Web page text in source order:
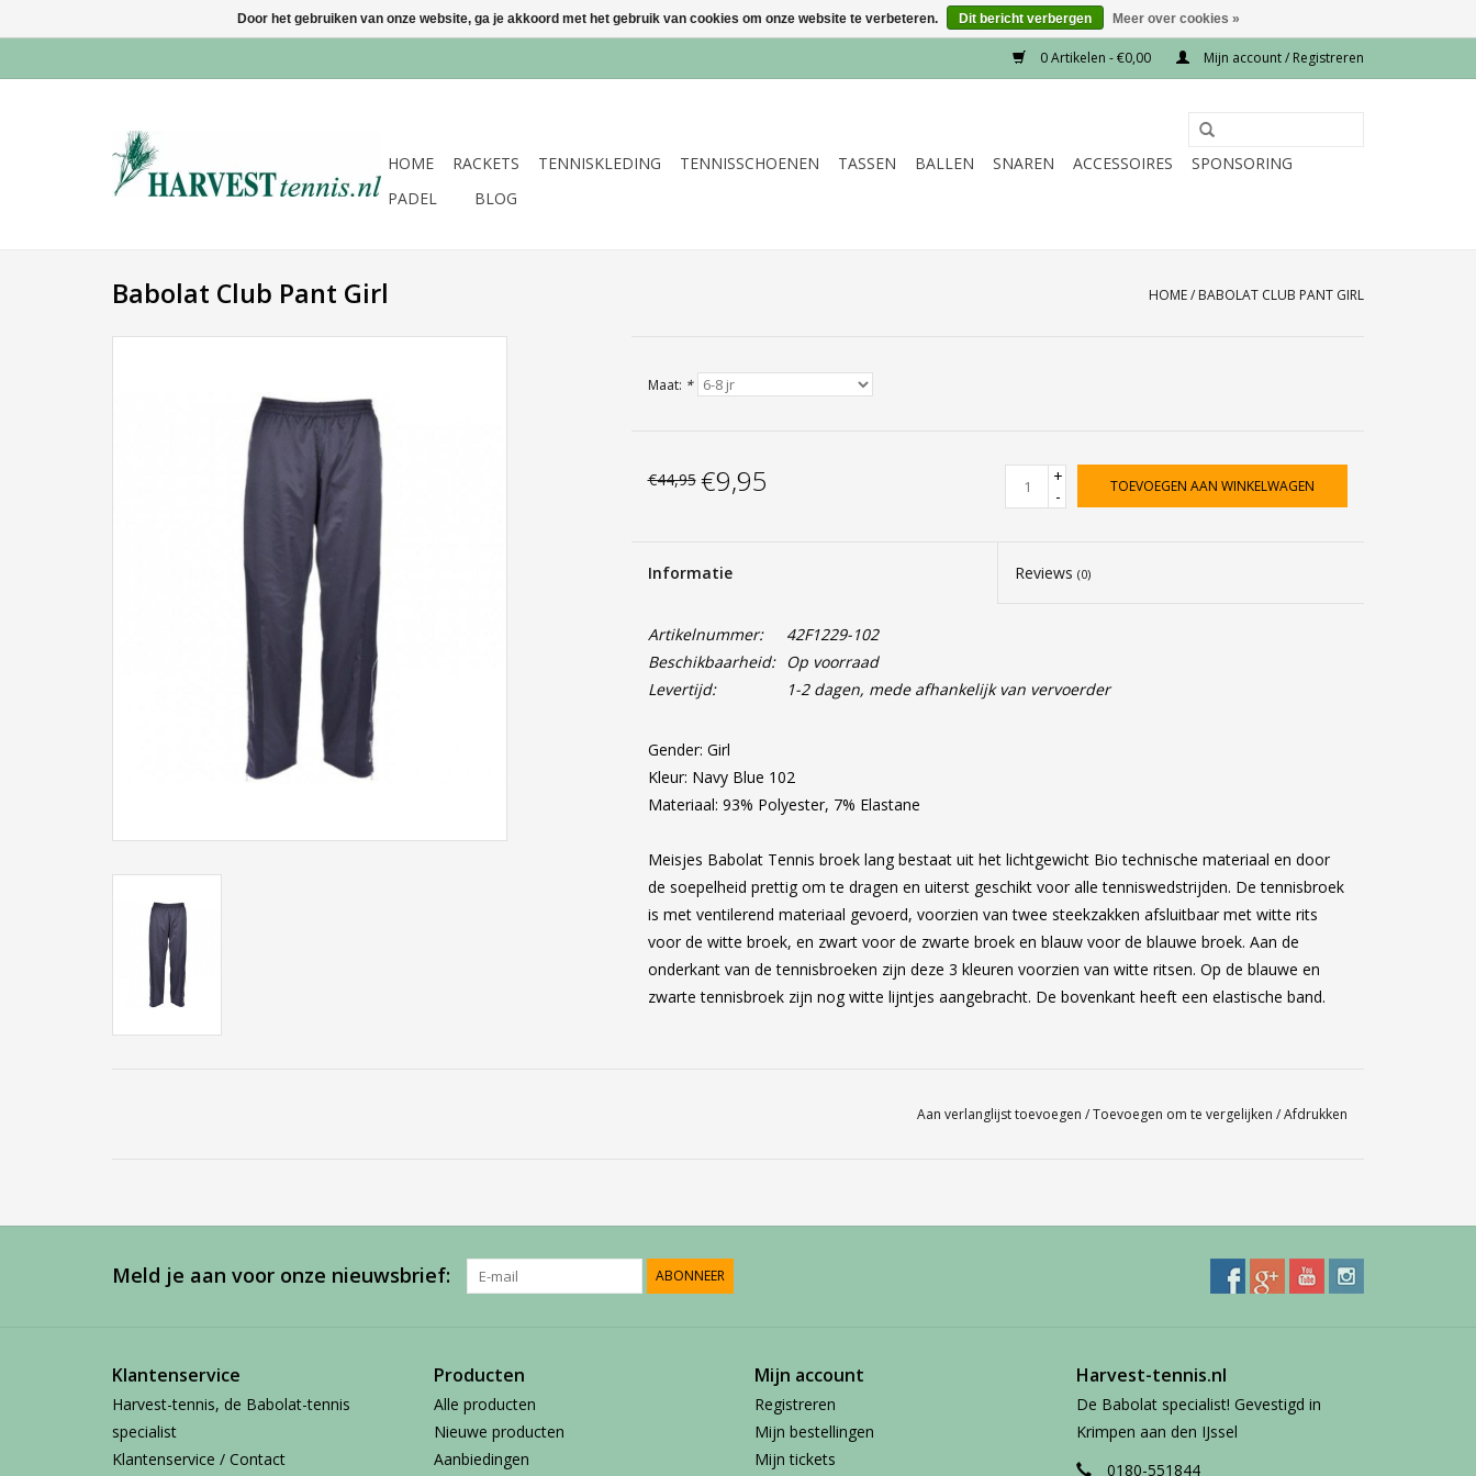
0 Artikelen - €0,00 Mijn account / Registreren
HOME RACKETS TENNISKLEDING TENNISSCHOENEN TASSEN BALLEN SNAREN ACCESSOIRES
SPONSORING
PADEL
BLOG
Babolat Club Pant Girl HOME/ BABOLAT CLUB PANT GIRL
Maat: *
€44,95 €9,95
+
-
TOEVOEGEN AAN WINKELWAGEN
Informatie Reviews(0)
Artikelnummer:
42F1229-102
Beschikbaarheid:
Op voorraad
Levertijd:
1-2 dagen, mede afhankelijk van vervoerder
Gender: Girl
Kleur: Navy Blue 102
Materiaal: 93% Polyester, 7% Elastane
Meisjes Babolat Tennis broek lang bestaat uit het lichtgewicht Bio technische materiaal en door
de soepelheid prettig om te dragen en uiterst geschikt voor alle tenniswedstrijden. De tennisbroek
is met ventilerend materiaal gevoerd, voorzien van twee steekzakken afsluitbaar met witte rits
voor de witte broek, en zwart voor de zwarte broek en blauw voor de blauwe broek. Aan de
onderkant van de tennisbroeken zijn deze 3 kleuren voorzien van witte ritsen. Op de blauwe en
zwarte tennisbroek zijn nog witte lijntjes aangebracht. De bovenkant heeft een elastische band.
Aan verlanglijst toevoegen /Toevoegen om te vergelijken /Afdrukken
Meld je aan voor onze nieuwsbrief: ABONNEER
Klantenservice
Harvest-tennis, de Babolat-tennis
specialist
Klantenservice / Contact
Producten
Alle producten
Nieuwe producten
Aanbiedingen
Mijn account
Registreren
Mijn bestellingen
Mijn tickets
Harvest-tennis.nl
De Babolat specialist! Gevestigd in
Krimpen aan den IJssel
0180-551844
Door het gebruiken van onze website, ga je akkoord met het gebruik van cookies om onze website te verbeteren. Dit bericht verbergen Meer over cookies »